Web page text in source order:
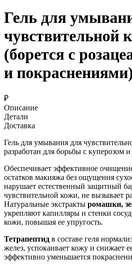
Гель для
чувствительной
(борется с
и
₽
Описание
Детали
Доставка
Гель для умывания для
разработан для борьбы с куперозом
Обеспечивает эффективное
остатков макияжа без ощущения
нарушает естественный защитный
чувствительной кожи, не вызывает
Натуральные экстракты ромашки,
укрепляют капилляры и стенки
кожи, повышая ее упругость.
Тетрапептид в составе геля
желез, успокаивает кожу и снижает
эффективно уменьшается